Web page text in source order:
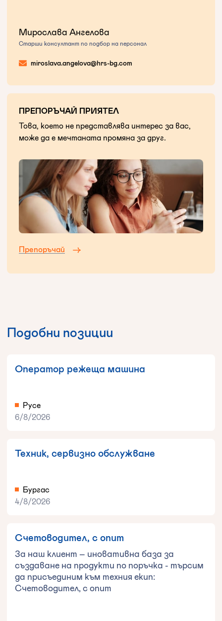
Мирослава Ангелова
Старши консултант по подбор на персонал
miroslava.angelova@hrs-bg.com
ПРЕПОРЪЧАЙ ПРИЯТЕЛ
Това, което не представлява интерес за вас,
може да е мечтаната промяна за друг.
Препоръчай
Подобни позиции
Оператор режеща машина
Русе
6/8/2026
Техник, сервизно обслужване
Бургас
4/8/2026
Счетоводител, с опит
За наш клиент – иновативна база за
създаване на продукти по поръчка - търсим
да присъединим към техния екип:
Счетоводител, с опит